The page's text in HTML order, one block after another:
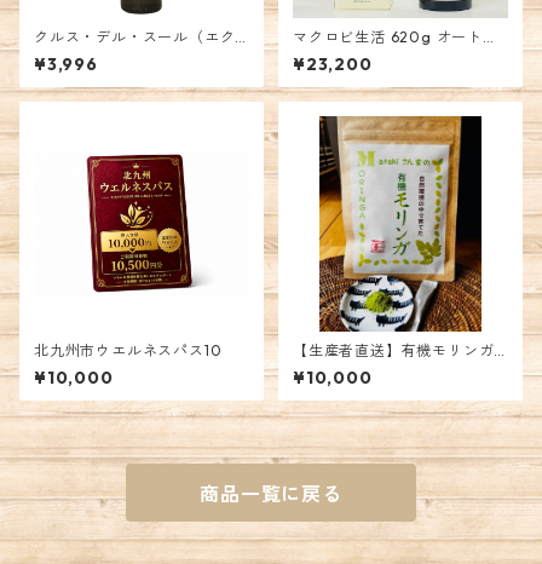
クルス・デル・スール（エク
ストラバージンオリーブオイ
ル）500ml
¥3,996
マクロビ生活 620g オートシ
ップ
¥23,200
北九州市ウエルネスパス10
¥10,000
【生産者直送】有機モリンガ
パウダー
¥10,000
商品一覧に戻る